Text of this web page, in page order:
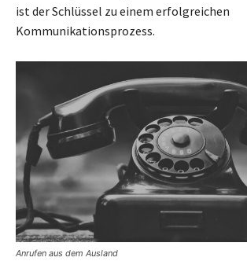
ist der Schlüssel zu einem erfolgreichen
Kommunikationsprozess.
Anrufen aus dem Ausland